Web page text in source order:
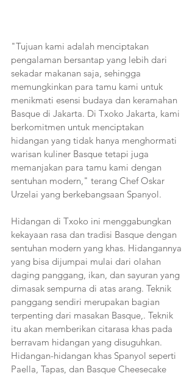
"Tujuan kami adalah menciptakan
pengalaman bersantap yang lebih dari
sekadar makanan saja, sehingga
memungkinkan para tamu kami untuk
menikmati esensi budaya dan keramahan
Basque di Jakarta. Di Txoko Jakarta, kami
berkomitmen untuk menciptakan
hidangan yang tidak hanya menghormati
warisan kuliner Basque tetapi juga
memanjakan para tamu kami dengan
sentuhan modern," terang Chef Oskar
Urzelai yang berkebangsaan Spanyol.
Hidangan di Txoko ini menggabungkan
kekayaan rasa dan tradisi Basque dengan
sentuhan modern yang khas. Hidangannya
yang bisa dijumpai mulai dari olahan
daging panggang, ikan, dan sayuran yang
dimasak sempurna di atas arang. Teknik
panggang sendiri merupakan bagian
terpenting dari masakan Basque,. Teknik
itu akan memberikan citarasa khas pada
berravam hidangan yang disuguhkan.
Hidangan-hidangan khas Spanyol seperti
Paella, Tapas, dan Basque Cheesecake